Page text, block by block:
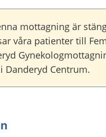
mottagning är
våra patienter till
Danderyd Centrum.